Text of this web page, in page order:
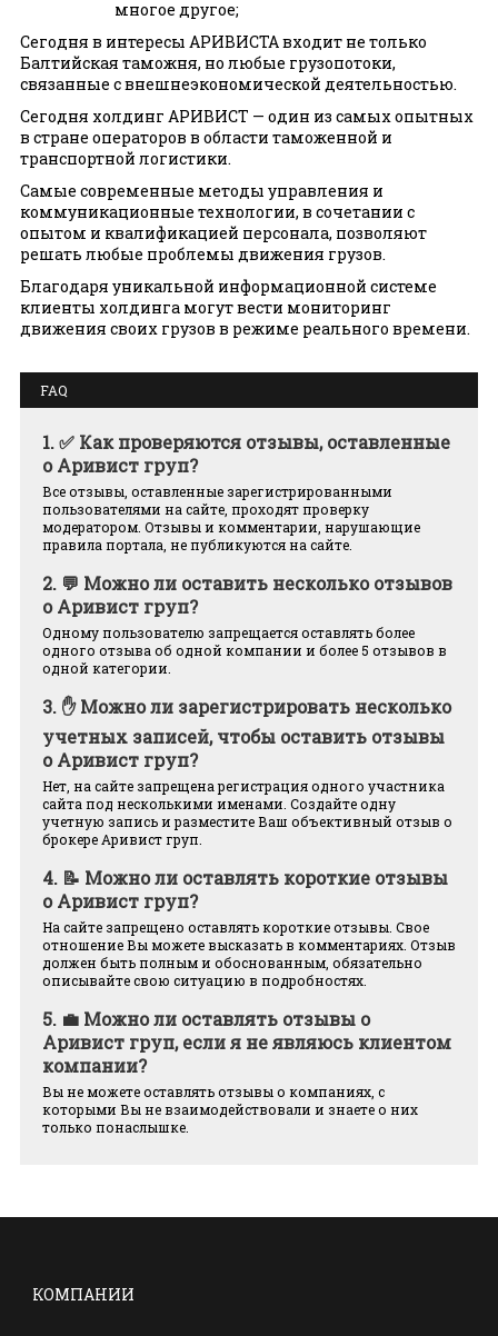
многое другое;
Сегодня в интересы АРИВИСТА входит не только
Балтийская таможня, но любые грузопотоки,
связанные с внешнеэкономической деятельностью.
Сегодня холдинг АРИВИСТ — один из самых опытных
в стране операторов в области таможенной и
транспортной логистики.
Самые современные методы управления и
коммуникационные технологии, в сочетании с
опытом и квалификацией персонала, позволяют
решать любые проблемы движения грузов.
Благодаря уникальной информационной системе
клиенты холдинга могут вести мониторинг
движения своих грузов в режиме реального времени.
FAQ
1.✅ Как проверяются отзывы, оставленные
о Аривист груп?
Все отзывы, оставленные зарегистрированными
пользователями на сайте, проходят проверку
модератором. Отзывы и комментарии, нарушающие
правила портала, не публикуются на сайте.
2. 💬 Можно ли оставить несколько отзывов
о Аривист груп?
Одному пользователю запрещается оставлять более
одного отзыва об одной компании и более 5 отзывов в
одной категории.
3. ✋ Можно ли зарегистрировать несколько
учетных записей, чтобы оставить отзывы
о Аривист груп?
Нет, на сайте запрещена регистрация одного участника
сайта под несколькими именами. Создайте одну
учетную запись и разместите Ваш объективный отзыв о
брокере Аривист груп.
4. 📝 Можно ли оставлять короткие отзывы
о Аривист груп?
На сайте запрещено оставлять короткие отзывы. Свое
отношение Вы можете высказать в комментариях. Отзыв
должен быть полным и обоснованным, обязательно
описывайте свою ситуацию в подробностях.
5. 💼 Можно ли оставлять отзывы о
Аривист груп, если я не являюсь клиентом
компании?
Вы не можете оставлять отзывы о компаниях, с
которыми Вы не взаимодействовали и знаете о них
только понаслышке.
КОМПАНИИ